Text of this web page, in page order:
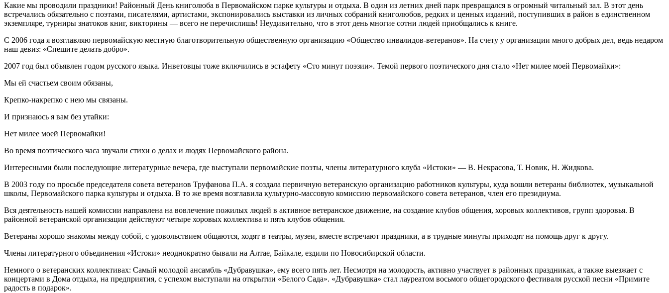
Какие мы проводили праздники! Районный День книголюба в Первомайском парке культуры и отдыха. В один из летних дней парк превращался в огромный читальный зал. В этот день
встречались обязательно с поэтами, писателями, артистами, экспонировались выставки из личных собраний книголюбов, редких и ценных изданий, поступивших в район в единственном
экземпляре, турниры знатоков книг, викторины — всего не перечислишь! Неудивительно, что в этот день многие сотни людей приобщались к книге.
С 2006 года я возглавляю первомайскую местную благотворительную общественную организацию «Общество инвалидов-ветеранов». На счету у организации много добрых дел, ведь недаром
наш девиз: «Спешите делать добро».
2007 год был объявлен годом русского языка. Инветовцы тоже включились в эстафету «Сто минут поэзии». Темой первого поэтического дня стало «Нет милее моей Первомайки»:
Мы ей счастьем своим обязаны,
Крепко-накрепко с нею мы связаны.
И признаюсь я вам без утайки:
Нет милее моей Первомайки!
Во время поэтического часа звучали стихи о делах и людях Первомайского района.
Интересными были последующие литературные вечера, где выступали первомайские поэты, члены литературного клуба «Истоки» — В. Некрасова, Т. Новик, Н. Жидкова.
В 2003 году по просьбе председателя совета ветеранов Труфанова П.А. я создала первичную ветеранскую организацию работников культуры, куда вошли ветераны библиотек, музыкальной
школы, Первомайского парка культуры и отдыха. В то же время возглавила культурно-массовую комиссию первомайского совета ветеранов, член его президиума.
Вся деятельность нашей комиссии направлена на вовлечение пожилых людей в активное ветеранское движение, на создание клубов общения, хоровых коллективов, групп здоровья. В
районной ветеранской организации действуют четыре хоровых коллектива и пять клубов общения.
Ветераны хорошо знакомы между собой, с удовольствием общаются, ходят в театры, музеи, вместе встречают праздники, а в трудные минуты приходят на помощь друг к другу.
Члены литературного объединения «Истоки» неоднократно бывали на Алтае, Байкале, ездили по Новосибирской области.
Немного о ветеранских коллективах: Самый молодой ансамбль «Дубравушка», ему всего пять лет. Несмотря на молодость, активно участвует в районных праздниках, а также выезжает с
концертами в Дома отдыха, на предприятия, с успехом выступали на открытии «Белого Сада». «Дубравушка» стал лауреатом восьмого общегородского фестиваля русской песни «Примите
радость в подарок».